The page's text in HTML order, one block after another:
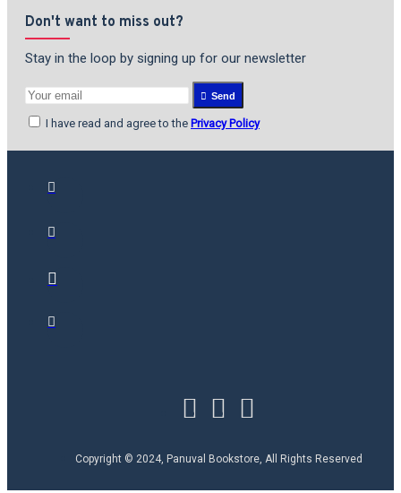
Don't want to miss out?
Stay in the loop by signing up for our newsletter
Send
I have read and agree to the Privacy Policy
Copyright © 2024, Panuval Bookstore, All Rights Reserved